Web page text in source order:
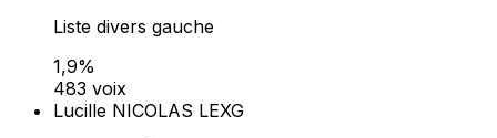
Liste divers gauche
1,9%
483 voix
Lucille NICOLAS LEXG